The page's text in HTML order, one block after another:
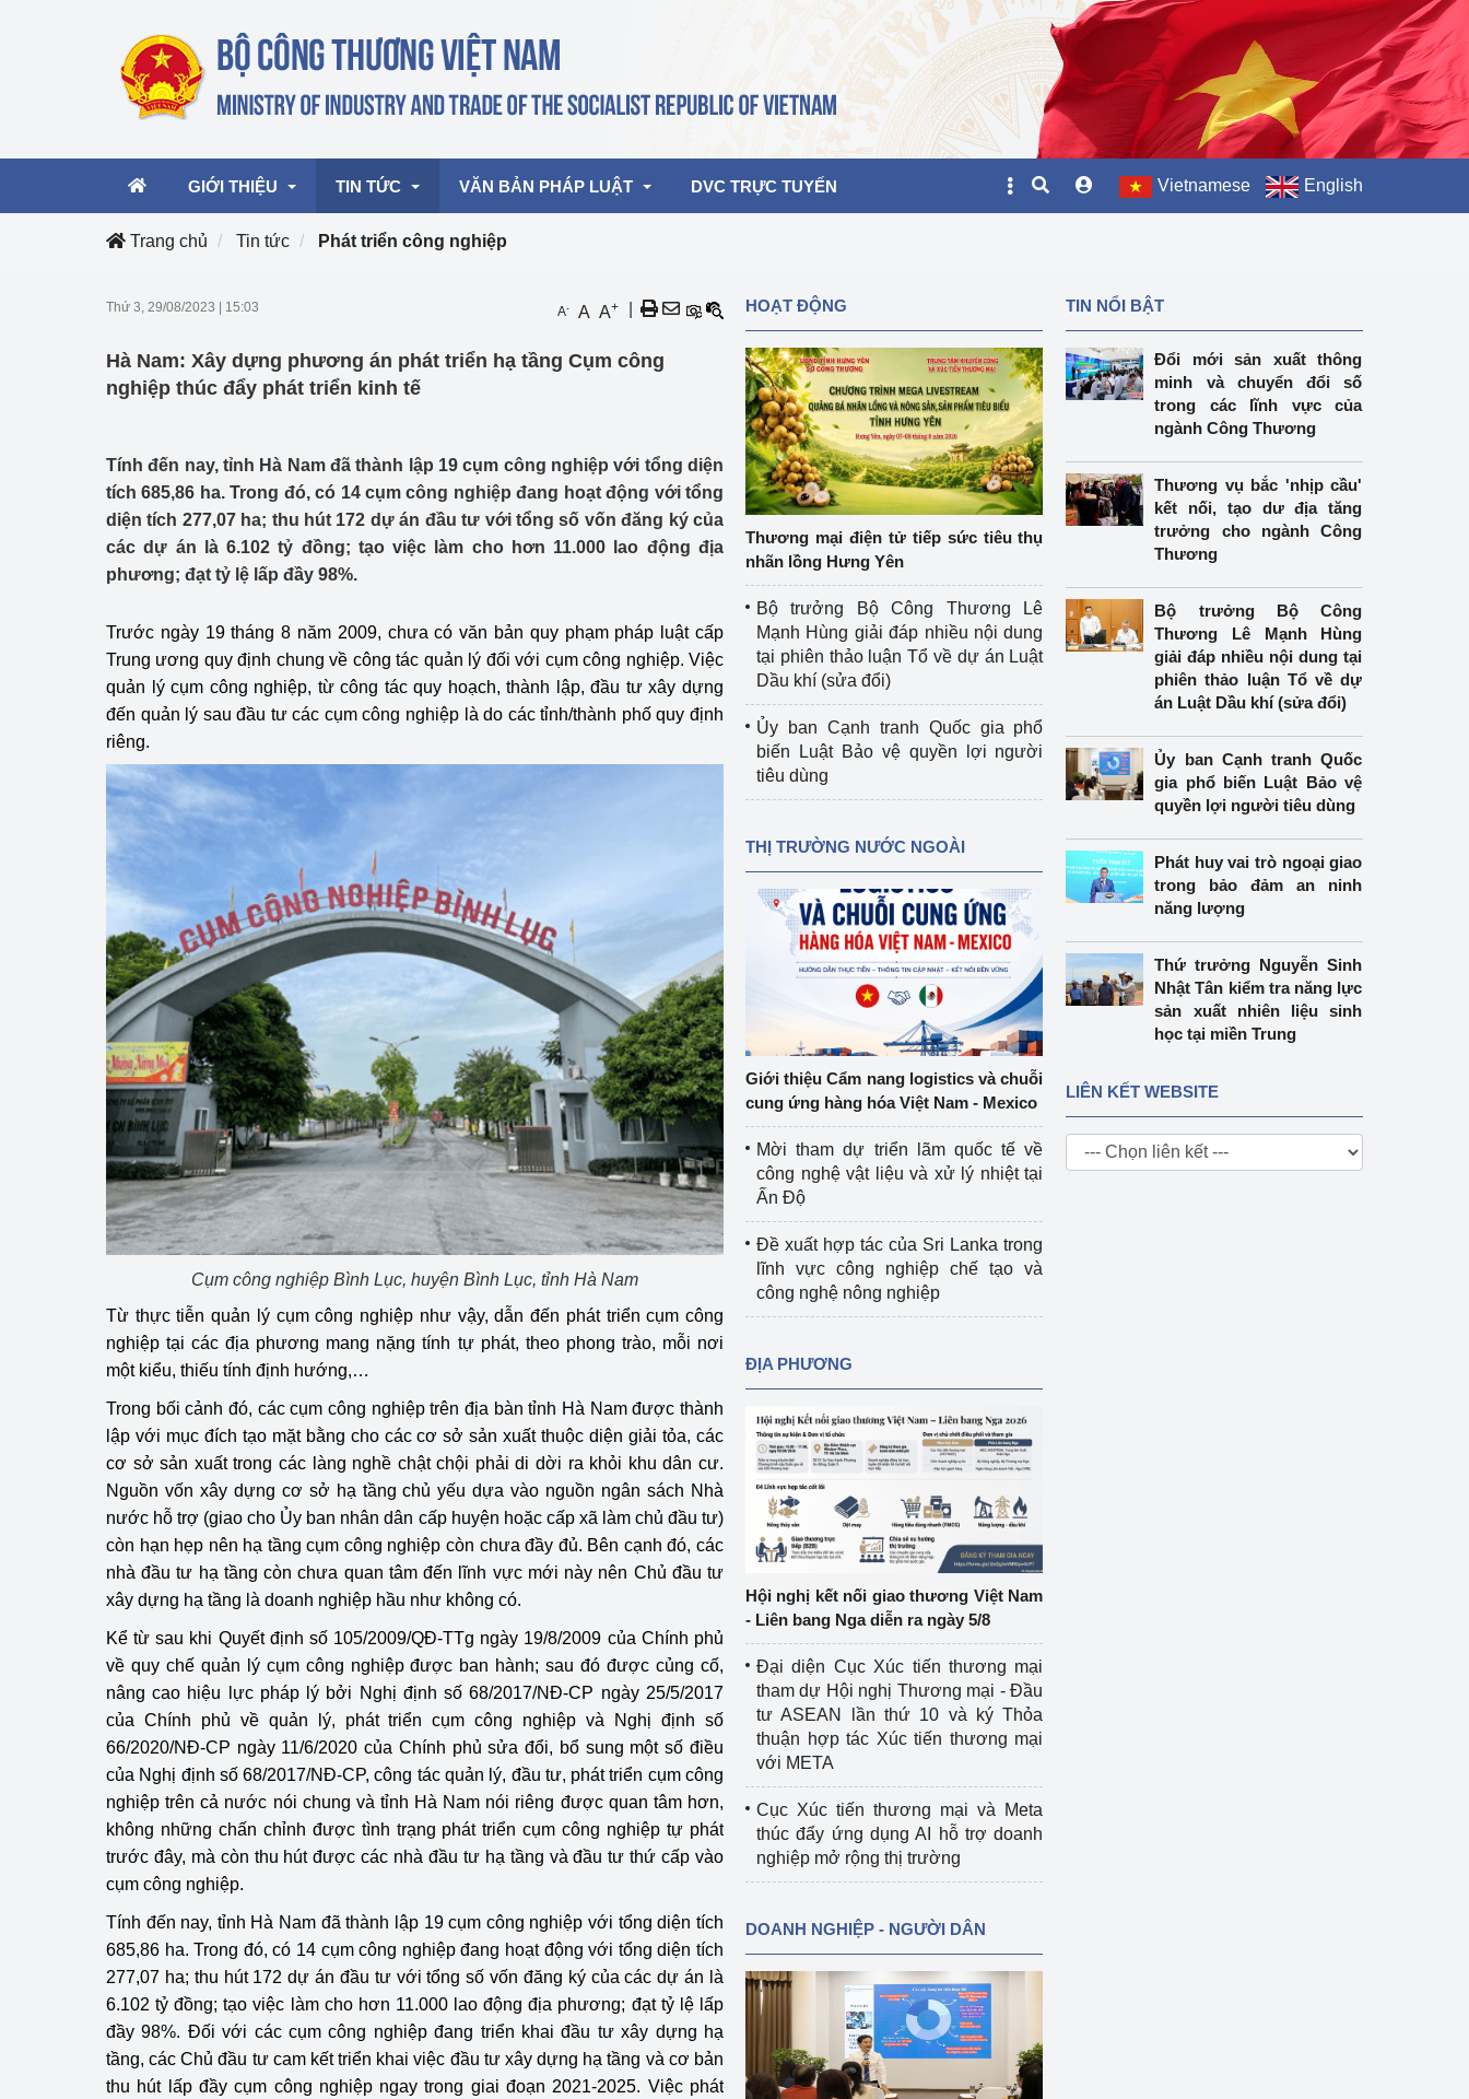
GIỚI THIỆU
Cơ cấu tổ chức
TIN TỨC
Hoạt động của Lãnh đạo Bộ
mại, Dịch vụ Việt Nam 2026
Hoạt động của Bộ trưởng
Công Thương - Công luận
Họp báo
Thông cáo báo chí
Chuyển đổi số
Bản tin Thị trường Nông Lâm Thủy sản
Phát triển nguồn nhân lực
Tổ chức kiểm định kỹ thuật an toàn lao
Bộ Công Thương
động kiểm định thiết bị, dụng cụ điện
làm việc ở môi trường không có nguy
hiểm khí, bụi nổ
Cơ sở sản xuất, sửa chữa chai chứa
LPG
Tổ chức huấn luyện, bồi dưỡng
nghiệp vụ kiểm định kỹ thuật an toàn
lao động
Văn hóa ngành Công Thương
Tái cơ cấu ngành Công Thương
Quản lý thị trường
Sử dụng năng lượng tiết kiệm và
hiệu quả
Hiệu quả năng lượng
Khoa học, công nghệ và đổi mới sáng
Thông báo
Bảo vệ môi trường Video bảo vệ môi trường
Album ảnh bảo vệ môi trường
Văn bản về môi trường
Đọc báo giúp bạn
Bảo vệ nền tảng tư tưởng của Đảng
Doanh nghiệp - Người dân
Xúc tiến thương mại Khu vực miền Bắc
Khu vực miền Trung
Khu vực miền Nam
Thị trường nước ngoàiHiệp định EVFTA
Thị trường châu Á – châu Phi
Thị trường châu Âu – châu Mỹ
Thị trường trong nước
Ngành Công Thương đưa nghị quyết
Đại hội XIV của Đảng vào cuộc sống
Phát triển công nghiệpCông nghiệp nền tảng
Chính sách
Sản xuất công nghiệp
Phát triển năng lượng
VĂN BẢN PHÁP LUẬT DVC TRỰC TUYẾN Vietnamese English
Trang chủ Tin tức Phát triển công nghiệp
Thứ 3, 29/08/2023 15:03 A- A A+
Hà Nam: Xây dựng phương án phát triển hạ tầng Cụm công
nghiệp thúc đẩy phát triển kinh tế
Tính đến nay, tỉnh Hà Nam đã thành lập 19 cụm công nghiệp với tổng diện
tích 685,86 ha. Trong đó, có 14 cụm công nghiệp đang hoạt động với tổng
diện tích 277,07 ha; thu hút 172 dự án đầu tư với tổng số vốn đăng ký của
các dự án là 6.102 tỷ đồng; tạo việc làm cho hơn 11.000 lao động địa
phương; đạt tỷ lệ lấp đầy 98%.
Trước ngày 19 tháng 8 năm 2009, chưa có văn bản quy phạm pháp luật cấp
Trung ương quy định chung về công tác quản lý đối với cụm công nghiệp. Việc
quản lý cụm công nghiệp, từ công tác quy hoạch, thành lập, đầu tư xây dựng
đến quản lý sau đầu tư các cụm công nghiệp là do các tỉnh/thành phố quy định
riêng.
Cụm công nghiệp Bình Lục, huyện Bình Lục, tỉnh Hà Nam
Từ thực tiễn quản lý cụm công nghiệp như vậy, dẫn đến phát triển cụm công
nghiệp tại các địa phương mang nặng tính tự phát, theo phong trào, mỗi nơi
một kiểu, thiếu tính định hướng,…
Trong bối cảnh đó, các cụm công nghiệp trên địa bàn tỉnh Hà Nam được thành
lập với mục đích tạo mặt bằng cho các cơ sở sản xuất thuộc diện giải tỏa, các
cơ sở sản xuất trong các làng nghề chật chội phải di dời ra khỏi khu dân cư.
Nguồn vốn xây dựng cơ sở hạ tầng chủ yếu dựa vào nguồn ngân sách Nhà
nước hỗ trợ (giao cho Ủy ban nhân dân cấp huyện hoặc cấp xã làm chủ đầu tư)
còn hạn hẹp nên hạ tầng cụm công nghiệp còn chưa đầy đủ. Bên cạnh đó, các
nhà đầu tư hạ tầng còn chưa quan tâm đến lĩnh vực mới này nên Chủ đầu tư
xây dựng hạ tầng là doanh nghiệp hầu như không có.
Kể từ sau khi Quyết định số 105/2009/QĐ-TTg ngày 19/8/2009 của Chính phủ
về quy chế quản lý cụm công nghiệp được ban hành; sau đó được củng cố,
nâng cao hiệu lực pháp lý bởi Nghị định số 68/2017/NĐ-CP ngày 25/5/2017
của Chính phủ về quản lý, phát triển cụm công nghiệp và Nghị định số
66/2020/NĐ-CP ngày 11/6/2020 của Chính phủ sửa đổi, bổ sung một số điều
của Nghị định số 68/2017/NĐ-CP, công tác quản lý, đầu tư, phát triển cụm công
nghiệp trên cả nước nói chung và tỉnh Hà Nam nói riêng được quan tâm hơn,
không những chấn chỉnh được tình trạng phát triển cụm công nghiệp tự phát
trước đây, mà còn thu hút được các nhà đầu tư hạ tầng và đầu tư thứ cấp vào
cụm công nghiệp.
Tính đến nay, tỉnh Hà Nam đã thành lập 19 cụm công nghiệp với tổng diện tích
685,86 ha. Trong đó, có 14 cụm công nghiệp đang hoạt động với tổng diện tích
277,07 ha; thu hút 172 dự án đầu tư với tổng số vốn đăng ký của các dự án là
6.102 tỷ đồng; tạo việc làm cho hơn 11.000 lao động địa phương; đạt tỷ lệ lấp
đầy 98%. Đối với các cụm công nghiệp đang triển khai đầu tư xây dựng hạ
tầng, các Chủ đầu tư cam kết triển khai việc đầu tư xây dựng hạ tầng và cơ bản
thu hút lấp đầy cụm công nghiệp ngay trong giai đoạn 2021-2025. Việc phát
HOẠT ĐỘNG
Thương mại điện tử tiếp sức tiêu thụ
nhãn lồng Hưng Yên
Bộ trưởng Bộ Công Thương Lê
Mạnh Hùng giải đáp nhiều nội dung
tại phiên thảo luận Tổ về dự án Luật
Dầu khí (sửa đổi)
Ủy ban Cạnh tranh Quốc gia phổ
biến Luật Bảo vệ quyền lợi người
tiêu dùng
THỊ TRƯỜNG NƯỚC NGOÀI
Giới thiệu Cẩm nang logistics và chuỗi
cung ứng hàng hóa Việt Nam - Mexico
Mời tham dự triển lãm quốc tế về
công nghệ vật liệu và xử lý nhiệt tại
Ấn Độ
Đề xuất hợp tác của Sri Lanka trong
lĩnh vực công nghiệp chế tạo và
công nghệ nông nghiệp
ĐỊA PHƯƠNG
Hội nghị kết nối giao thương Việt Nam
- Liên bang Nga diễn ra ngày 5/8
Đại diện Cục Xúc tiến thương mại
tham dự Hội nghị Thương mại - Đầu
tư ASEAN lần thứ 10 và ký Thỏa
thuận hợp tác Xúc tiến thương mại
với META
Cục Xúc tiến thương mại và Meta
thúc đẩy ứng dụng AI hỗ trợ doanh
nghiệp mở rộng thị trường
DOANH NGHIỆP - NGƯỜI DÂN
TIN NỔI BẬT
Đổi mới sản xuất thông
minh và chuyển đổi số
trong các lĩnh vực của
ngành Công Thương
Thương vụ bắc 'nhịp cầu'
kết nối, tạo dư địa tăng
trưởng cho ngành Công
Thương
Bộ trưởng Bộ Công
Thương Lê Mạnh Hùng
giải đáp nhiều nội dung tại
phiên thảo luận Tổ về dự
án Luật Dầu khí (sửa đổi)
Ủy ban Cạnh tranh Quốc
gia phổ biến Luật Bảo vệ
quyền lợi người tiêu dùng
Phát huy vai trò ngoại giao
trong bảo đảm an ninh
năng lượng
Thứ trưởng Nguyễn Sinh
Nhật Tân kiểm tra năng lực
sản xuất nhiên liệu sinh
học tại miền Trung
LIÊN KẾT WEBSITE